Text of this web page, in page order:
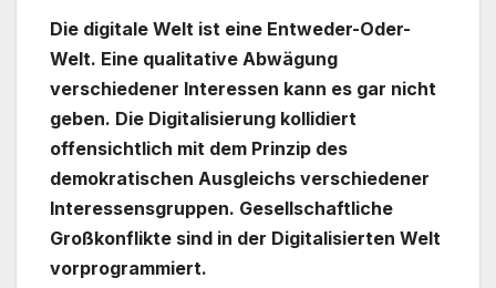
Die digitale Welt ist eine Entweder-Oder-
Welt. Eine qualitative Abwägung
verschiedener Interessen kann es gar nicht
geben. Die Digitalisierung kollidiert
offensichtlich mit dem Prinzip des
demokratischen Ausgleichs verschiedener
Interessensgruppen. Gesellschaftliche
Großkonflikte sind in der Digitalisierten Welt
vorprogrammiert.